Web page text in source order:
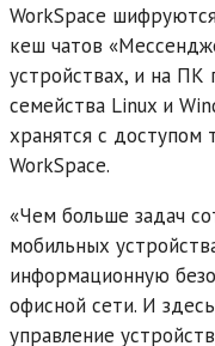
WorkSpace
кеш чатов
устройствах, и на
семейства Linux и
хранятся с доступом
WorkSpace.
«Чем больше задач
мобильных
информационную
офисной сети. И
управление